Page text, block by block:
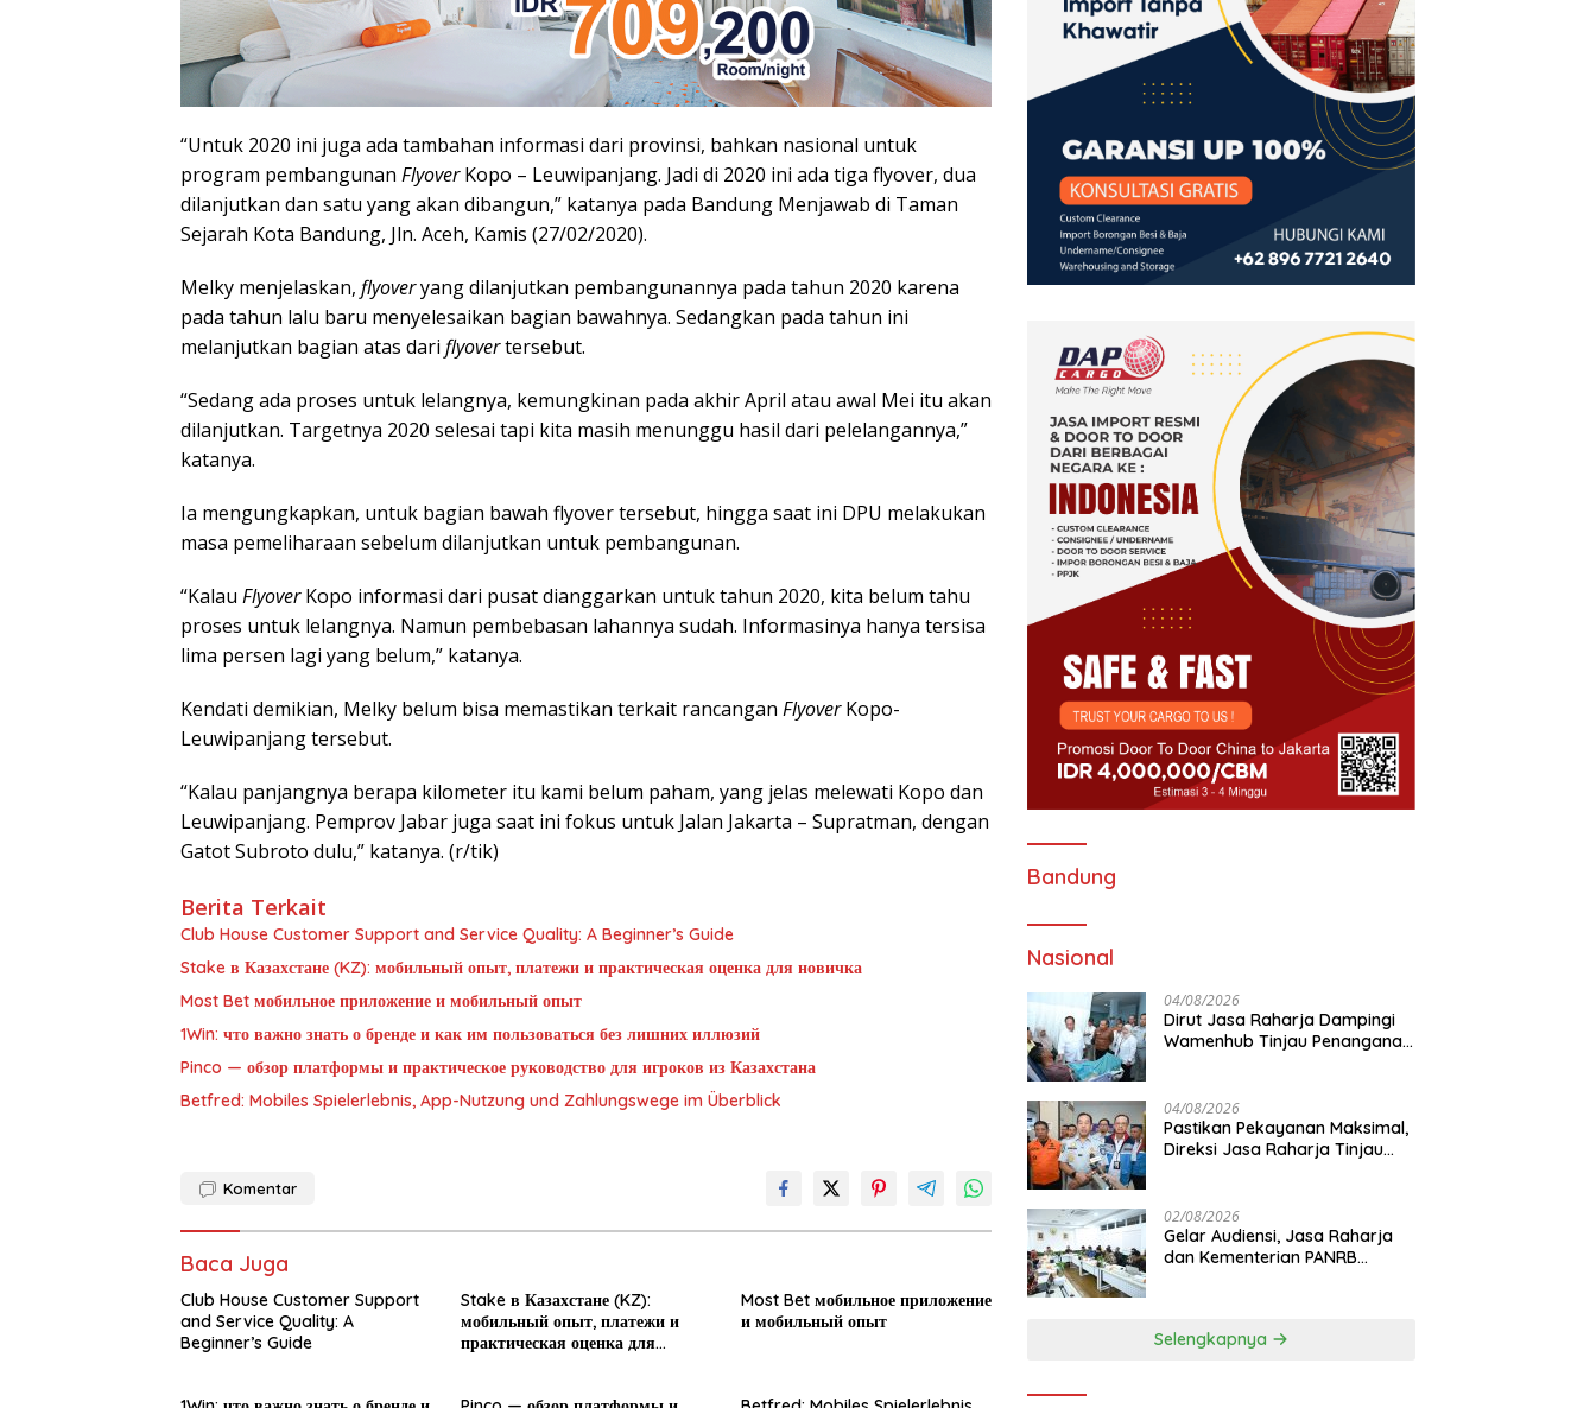
“Untuk 2020 ini juga ada tambahan informasi dari provinsi, bahkan nasional untuk
program pembangunan FlyoverKopo – Leuwipanjang. Jadi di 2020 ini ada tiga flyover, dua
dilanjutkan dan satu yang akan dibangun,” katanya pada Bandung Menjawab di Taman
Sejarah Kota Bandung, Jln. Aceh, Kamis (27/02/2020).
Melky menjelaskan, flyoveryang dilanjutkan pembangunannya pada tahun 2020 karena
pada tahun lalu baru menyelesaikan bagian bawahnya. Sedangkan pada tahun ini
melanjutkan bagian atas dari flyovertersebut.
“Sedang ada proses untuk lelangnya, kemungkinan pada akhir April atau awal Mei itu akan
dilanjutkan. Targetnya 2020 selesai tapi kita masih menunggu hasil dari pelelangannya,”
katanya.
Ia mengungkapkan, untuk bagian bawah flyover tersebut, hingga saat ini DPU melakukan
masa pemeliharaan sebelum dilanjutkan untuk pembangunan.
“Kalau FlyoverKopo informasi dari pusat dianggarkan untuk tahun 2020, kita belum tahu
proses untuk lelangnya. Namun pembebasan lahannya sudah. Informasinya hanya tersisa
lima persen lagi yang belum,” katanya.
Kendati demikian, Melky belum bisa memastikan terkait rancangan FlyoverKopo-
Leuwipanjang tersebut.
“Kalau panjangnya berapa kilometer itu kami belum paham, yang jelas melewati Kopo dan
Leuwipanjang. Pemprov Jabar juga saat ini fokus untuk Jalan Jakarta – Supratman, dengan
Gatot Subroto dulu,” katanya. (r/tik)
Berita Terkait
Club House Customer Support and Service Quality: A Beginner’s Guide
Stake в Казахстане (KZ): мобильный опыт, платежи и практическая оценка для новичка
Most Bet мобильное приложение и мобильный опыт
1Win: что важно знать о бренде и как им пользоваться без лишних иллюзий
Pinco — обзор платформы и практическое руководство для игроков из Казахстана
Betfred: Mobiles Spielerlebnis, App-Nutzung und Zahlungswege im Überblick
Komentar
Baca Juga
Club House Customer Support
and Service Quality: A
Beginner’s Guide
Stake в Казахстане (KZ):
мобильный опыт, платежи и
практическая оценка для
Most Bet мобильное приложение
и мобильный опыт
Bandung
Nasional
04/08/2026
Dirut Jasa Raharja Dampingi
Wamenhub Tinjau Penanganan
04/08/2026
Pastikan Pekayanan Maksimal,
Direksi Jasa Raharja Tinjau
02/08/2026
Gelar Audiensi, Jasa Raharja
dan Kementerian PANRB
Selengkapnya